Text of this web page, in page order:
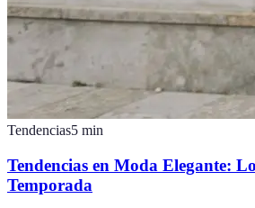
Tendencias5 min
Tendencias en Moda Elegante:
Temporada